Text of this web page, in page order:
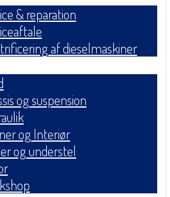
& reparation
af dieselmaskiner
og suspension
og Interiør
og understel